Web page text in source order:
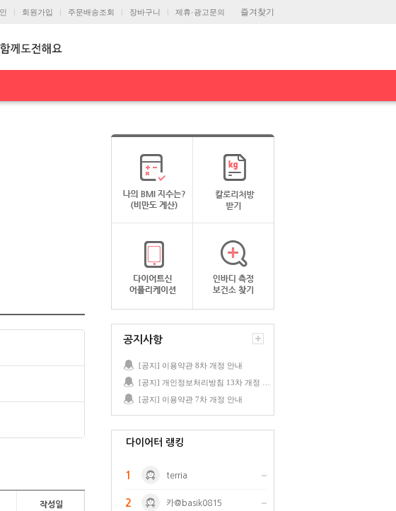
즐겨찾기
회원가입 주문배송조회 장바구니 제휴·광고문의
작성일
공지사항
[공지] 이용약관 8차 개정 안내
[공지] 이용약관 7차 개정 안내
다이어터 랭킹
1 terria
2 카@basik0815